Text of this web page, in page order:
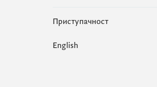
Приступачност
English